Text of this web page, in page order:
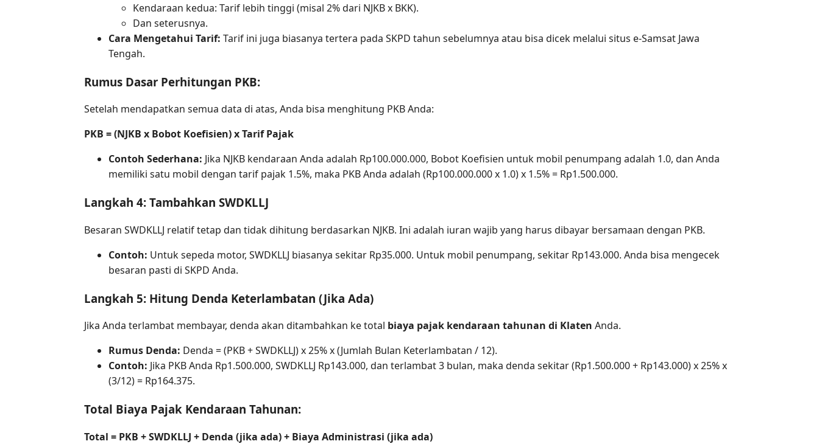
Kendaraan kedua: Tarif lebih tinggi (misal 2% dari NJKB x BKK).
Dan seterusnya.
Cara Mengetahui Tarif: Tarif ini juga biasanya tertera pada SKPD tahun sebelumnya atau bisa dicek melalui situs e-Samsat Jawa
Tengah.
Rumus Dasar Perhitungan PKB:
Setelah mendapatkan semua data di atas, Anda bisa menghitung PKB Anda:
PKB = (NJKB x Bobot Koefisien) x Tarif Pajak
Contoh Sederhana: Jika NJKB kendaraan Anda adalah Rp100.000.000, Bobot Koefisien untuk mobil penumpang adalah 1.0, dan Anda
memiliki satu mobil dengan tarif pajak 1.5%, maka PKB Anda adalah (Rp100.000.000 x 1.0) x 1.5% = Rp1.500.000.
Langkah 4: Tambahkan SWDKLLJ
Besaran SWDKLLJ relatif tetap dan tidak dihitung berdasarkan NJKB. Ini adalah iuran wajib yang harus dibayar bersamaan dengan PKB.
Contoh: Untuk sepeda motor, SWDKLLJ biasanya sekitar Rp35.000. Untuk mobil penumpang, sekitar Rp143.000. Anda bisa mengecek
besaran pasti di SKPD Anda.
Langkah 5: Hitung Denda Keterlambatan (Jika Ada)
Jika Anda terlambat membayar, denda akan ditambahkan ke total biaya pajak kendaraan tahunan di Klaten Anda.
Rumus Denda: Denda = (PKB + SWDKLLJ) x 25% x (Jumlah Bulan Keterlambatan / 12).
Contoh: Jika PKB Anda Rp1.500.000, SWDKLLJ Rp143.000, dan terlambat 3 bulan, maka denda sekitar (Rp1.500.000 + Rp143.000) x 25% x
(3/12) = Rp164.375.
Total Biaya Pajak Kendaraan Tahunan:
Total = PKB + SWDKLLJ + Denda (jika ada) + Biaya Administrasi (jika ada)